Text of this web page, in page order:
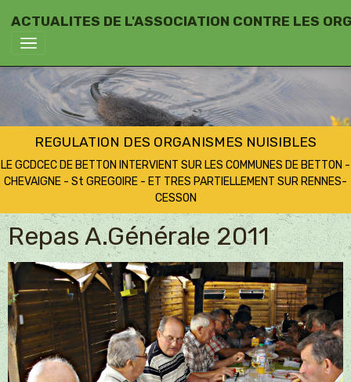
ACTUALITES DE L'ASSOCIATION CONTRE LES
REGULATION DES ORGANISMES NUISIBLES
LE GCDCEC DE BETTON INTERVIENT SUR LES COMMUNES DE BETTON -
CHEVAIGNE - St GREGOIRE - ET TRES PARTIELLEMENT SUR RENNES-
CESSON
Repas A.Générale 2011